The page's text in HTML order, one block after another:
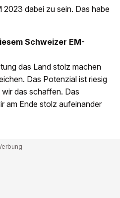
2023 dabei zu sein. Das habe
Schweizer EM-
das Land stolz machen
Das Potenzial ist riesig
wir das schaffen. Das
am Ende stolz aufeinander